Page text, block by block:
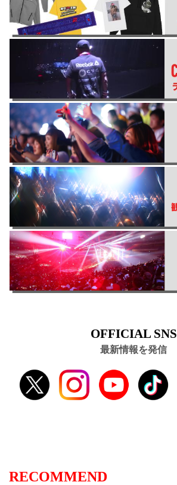
OFFICIAL SNS
最新情報を発信
RECOMMEND